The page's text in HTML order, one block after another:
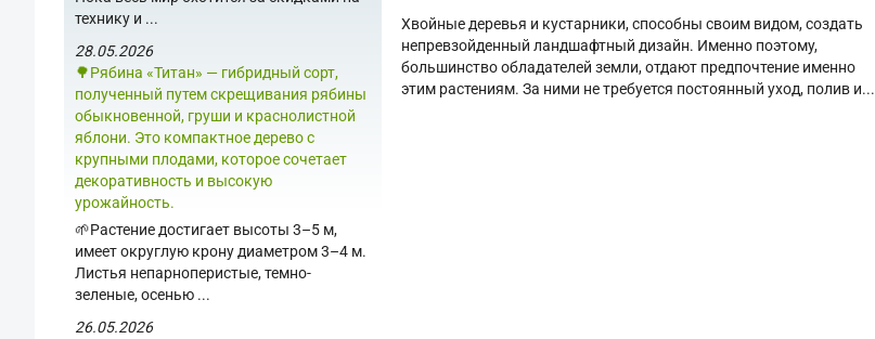
технику и ...
28.05.2026
🌳Рябина «Титан» — гибридный сорт,
полученный путем скрещивания рябины
обыкновенной, груши и краснолистной
яблони. Это компактное дерево с
крупными плодами, которое сочетает
декоративность и высокую
урожайность.
🌱Растение достигает высоты 3–5 м,
имеет округлую крону диаметром 3–4 м.
Листья непарноперистые, темно-
зеленые, осенью ...
26.05.2026
Хвойные деревья и кустарники, способны своим видом, создать
непревзойденный ландшафтный дизайн. Именно поэтому,
большинство обладателей земли, отдают предпочтение именно
этим растениям. За ними не требуется постоянный уход, полив и...